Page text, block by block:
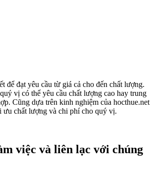
để đạt yêu cầu từ giá cả cho đến chất lượng.
vị có thể yêu cầu chất lượng cao hay trung
Cũng dựa trên kinh nghiệm của hocthue.net
ưu chất lượng và chi phí cho quý vị.
việc và liên lạc với chúng